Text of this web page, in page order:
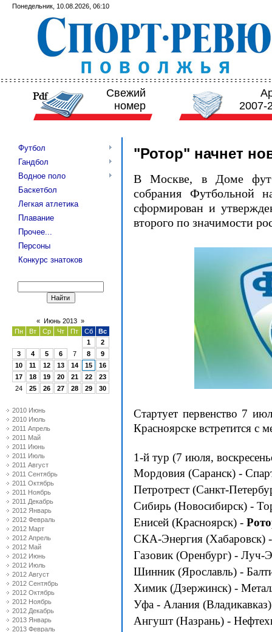
Понедельник, 10.08.2026, 06:10
Свежий
номер
2007-
Футбол
Гандбол
Водное поло
Баскетбол
Легкая атлетика
Плавание
Прочее...
Персоны
Конкурс знатоков
« Июнь 2013 »
Пн
Вт Ср Чт Пт Сб
Вс
1
2
3
4 5 6 7 8
9
10
11 12 13 14 15
16
17
18 19 20 21 22
23
24
25 26 27 28 29 30
2010 Июнь
2010 Июль
2011 Апрель
2011 Май
2011 Июнь
2011 Июль
2011 Август
2011 Сентябрь
2011 Октябрь
2011 Ноябрь
2011 Декабрь
2012 Январь
2012 Февраль
2012 Март
2012 Апрель
2012 Май
2012 Июнь
2012 Июль
2012 Август
2012 Сентябрь
2012 Октябрь
2012 Ноябрь
2012 Декабрь
2013 Январь
2013 Февраль
"Ротор" начнет
В Москве, в Доме
собрания Футбольной
сформирован и
второго по значимости
Стартует первенство 7
Красноярске встретится с
1-й тур (7 июля,
Мордовия (Саранск) -
Петротрест (Санкт-
Сибирь (Новосибирск) -
Енисей (Красноярск) -
СКА-Энергия (Хабаровск)
Газовик (Оренбург) - Луч-
Шинник (Ярославль) -
Химик (Дзержинск) -
Уфа - Алания (Владикавказ)
Ангушт (Назрань) -